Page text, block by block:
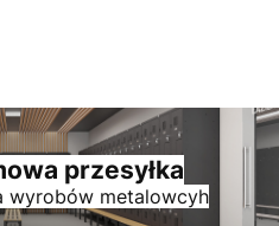
przesyłka
wyrobów metalowcyh